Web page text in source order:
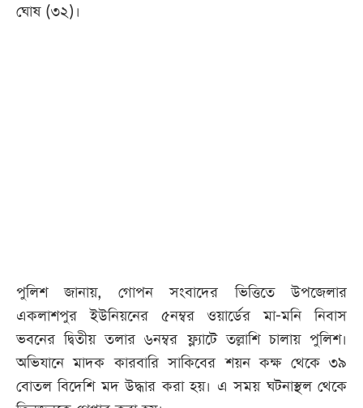
ঘোষ (৩২)।
পুলিশ জানায়, গোপন সংবাদের ভিত্তিতে উপজেলার
একলাশপুর ইউনিয়নের ৫নম্বর ওয়ার্ডের মা-মনি নিবাস
ভবনের দ্বিতীয় তলার ৬নম্বর ফ্ল্যাটে তল্লাশি চালায় পুলিশ।
অভিযানে মাদক কারবারি সাকিবের শয়ন কক্ষ থেকে ৩৯
বোতল বিদেশি মদ উদ্ধার করা হয়। এ সময় ঘটনাস্থল থেকে